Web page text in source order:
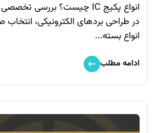
در طراحی بردهای الکترونیکی،
انواع بسته‌...
ادامه مطلب